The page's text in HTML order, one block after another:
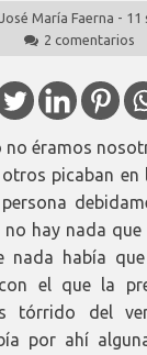
José María Faerna - 11
2 comentarios
no éramos
picaban en
persona
no hay nada
nada había
el que la
tórrido del
por ahí